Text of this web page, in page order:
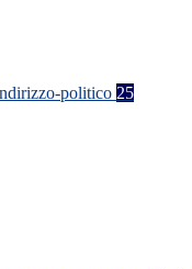
politico 25